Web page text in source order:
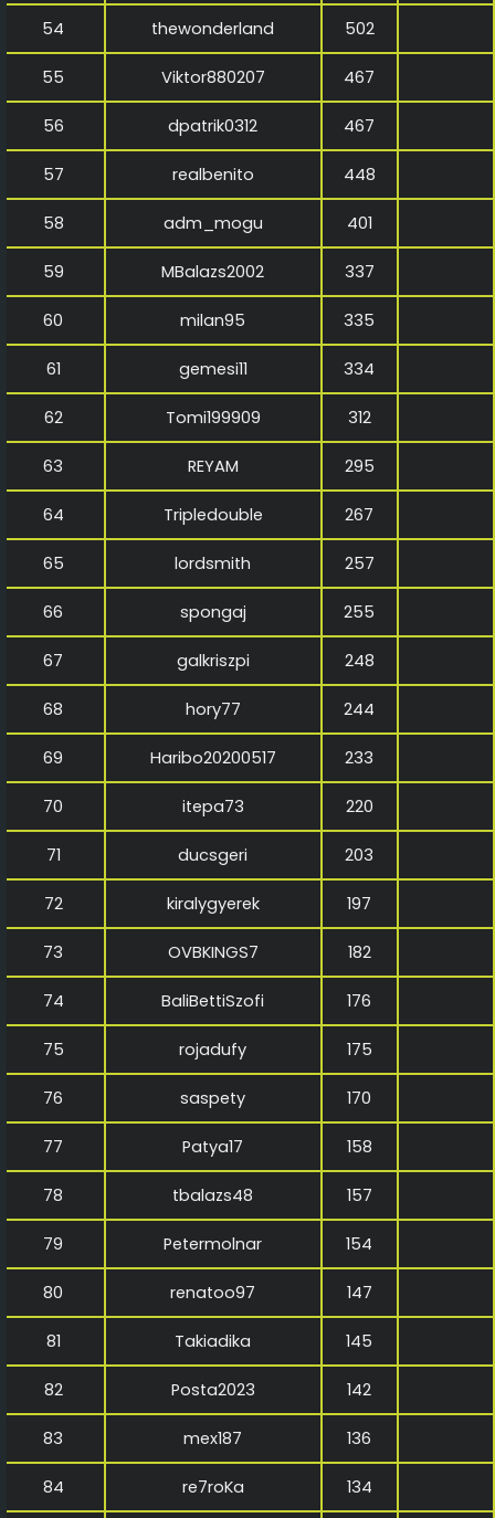
54 thewonderland 502
55 Viktor880207 467
56 dpatrik0312 467
57 realbenito 448
58 adm_mogu 401
59 MBalazs2002 337
60 milan95 335
61 gemesi11 334
62 Tomi199909 312
63 REYAM 295
64 Tripledouble 267
65 lordsmith 257
66 spongaj 255
67 galkriszpi 248
68 hory77 244
69 Haribo20200517 233
70 itepa73 220
71 ducsgeri 203
72 kiralygyerek 197
73 OVBKINGS7 182
74 BaliBettiSzofi 176
75 rojadufy 175
76 saspety 170
77 Patya17 158
78 tbalazs48 157
79 Petermolnar 154
80 renatoo97 147
81 Takiadika 145
82 Posta2023 142
83 mex187 136
84 re7roKa 134